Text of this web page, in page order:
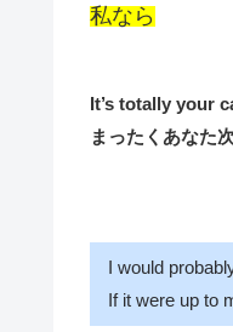
私なら
It’s totally your
まったくあなた
I would
If it were up to